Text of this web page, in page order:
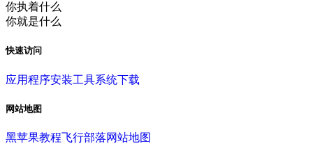
你执着什么
你就是什么
快速访问
应用程序安装工具系统下载
网站地图
黑苹果教程飞行部落网站地图